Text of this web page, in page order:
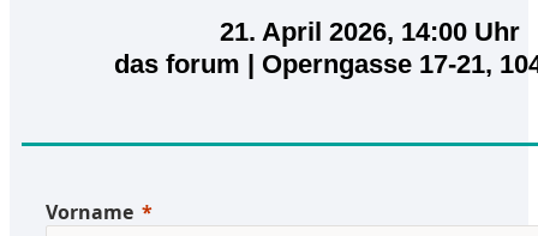
21. April 2026, 14:00 Uhr
das forum | Operngasse 17-21,
Vorname